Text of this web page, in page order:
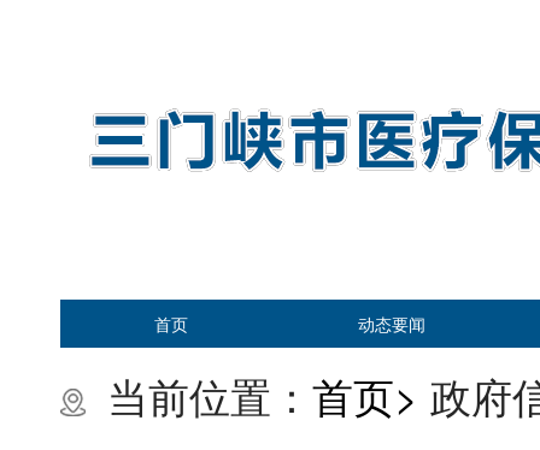
首页 动态要闻
当前位置： 首页> 政府